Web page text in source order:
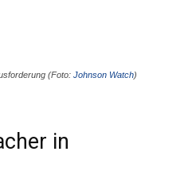
(Foto: Johnson Watch)
in